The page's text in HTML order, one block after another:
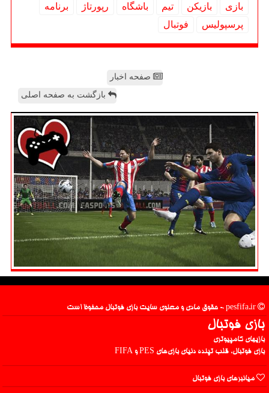
بازی بازیكن تیم باشگاه رپورتاژ
برنامه
پرسپولیس
فوتبال
صفحه اخبار
بازگشت به صفحه اصلی
بازی فوتبال
بازیهای کامپیوتری
بازی فوتبال، قلب تپنده دنیای بازی‌های PES و FIFA
میانبرهای بازی فوتبال